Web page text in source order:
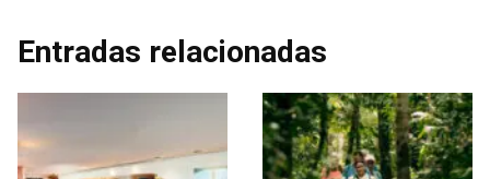
Entradas relacionadas